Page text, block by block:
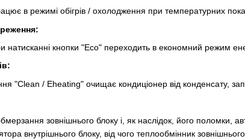
в режимі обігрів / охолодження при температурних
кнопки "Eco" переходить в економний режим
"Clean / Eheating" очищає кондиціонер від конденсату,
зовнішнього блоку і, як наслідок, його поломки,
внутрішнього блоку, від чого теплообмінник зовнішнього